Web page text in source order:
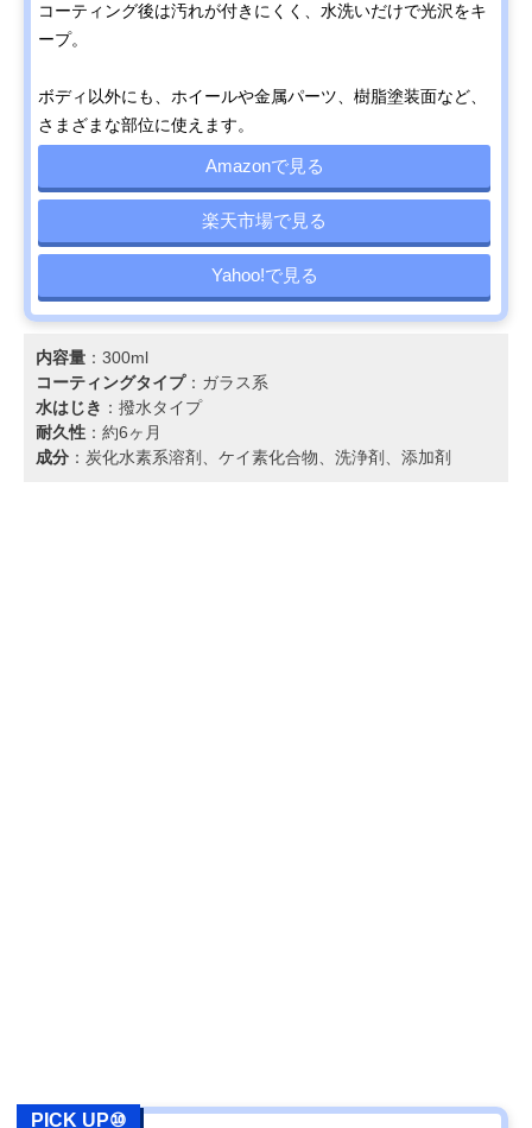
コーティング後は汚れが付きにくく、水洗いだけで光沢をキ
ープ。
ボディ以外にも、ホイールや金属パーツ、樹脂塗装面など、
さまざまな部位に使えます。
Amazonで見る
楽天市場で見る
Yahoo!で見る
内容量 ：300ml
コーティングタイプ：ガラス系
水はじき ：撥水タイプ
耐久性 ：約6ヶ月
成分 ：炭化水素系溶剤、ケイ素化合物、洗浄剤、添加剤
PICK UP⑩